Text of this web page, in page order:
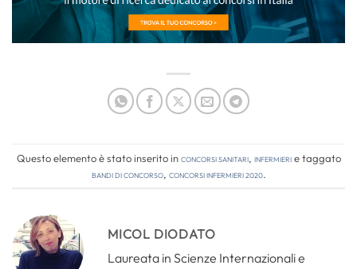
Questo elemento è stato inserito inConcorsi Sanitari, Infermierie taggato
bandi di concorso, concorsi infermieri 2020.
MICOL DIODATO
Laureata in Scienze Internazionali e